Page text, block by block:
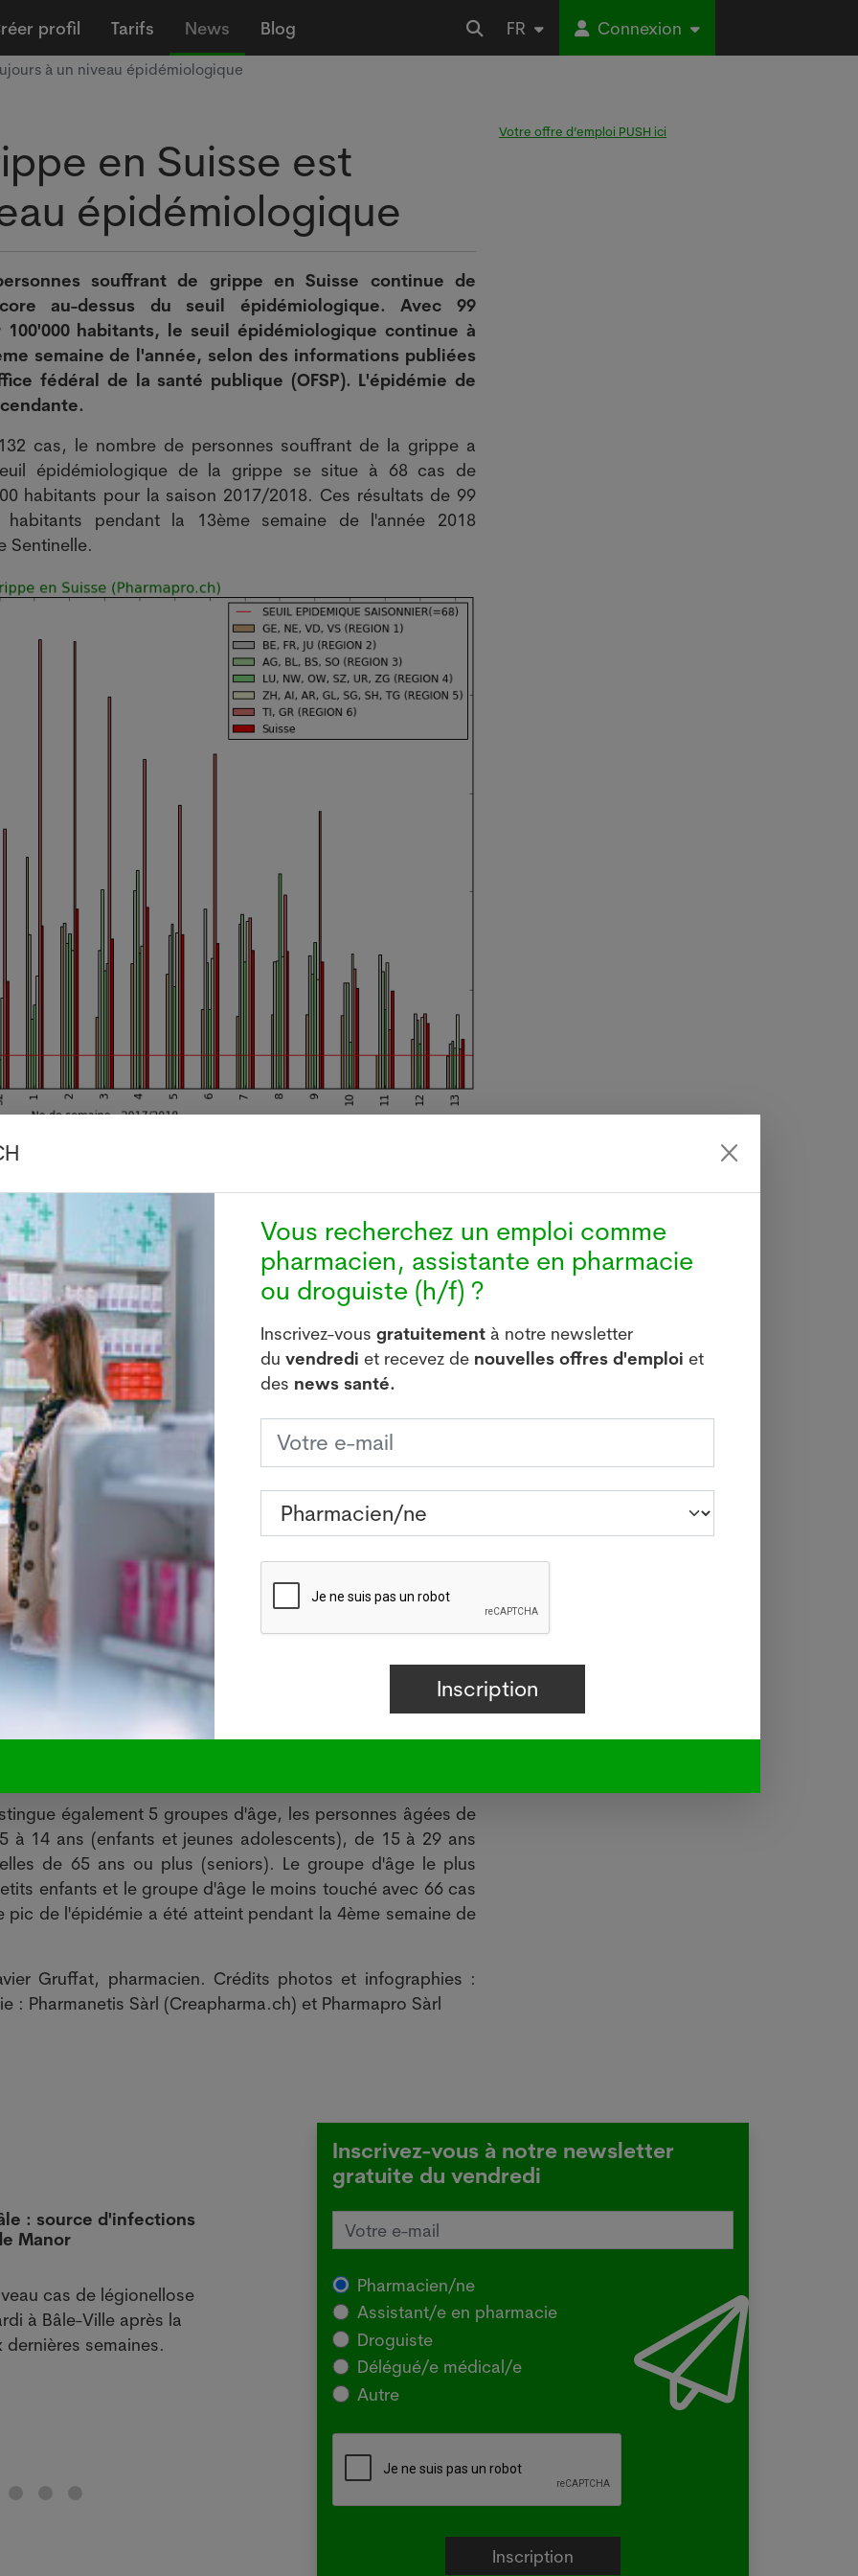
profil Tarifs News Blog FR Connexion
à un niveau épidémiologique
en Suisse est
épidémiologique
souffrant de grippe en Suisse continue de
au-dessus du seuil épidémiologique. Avec 99
habitants, le seuil épidémiologique continue à
semaine de l'année, selon des informations publiées
fédéral de la santé publique (OFSP). L'épidémie de
cas, le nombre de personnes souffrant de la grippe a
épidémiologique de la grippe se situe à 68 cas de
habitants pour la saison 2017/2018. Ces résultats de 99
habitants pendant la 13ème semaine de l'année 2018
Sentinelle.
6 régions géographiques en Suisse. Les régions 1
les cantons romands. Actuellement, seulement la région
grippe en Suisse romande. La région 1, c'est-à-dire les
Valais, recense 66 examens médicaux pour 100'000
La région la plus touchée avec 150 cas est la région
également 5 groupes d'âge, les personnes âgées de
14 ans (enfants et jeunes adolescents), de 15 à 29 ans
de 65 ans ou plus (seniors). Le groupe d'âge le plus
enfants et le groupe d'âge le moins touché avec 66 cas
de l'épidémie a été atteint pendant la 4ème semaine de
Gruffat, pharmacien. Crédits photos et infographies :
: Pharmanetis Sàrl (Creapharma.ch) et Pharmapro Sàrl
Votre offre d’emploi PUSH ici
: source d'infections
Manor
cas de légionellose
à Bâle-Ville après la
semaines.
L'Australie confirme une transmission
locale de la grippe aviaire
SYDNEY - La ministre australienne de
l'Agriculture a confirmé mercredi que la
souche H5 de la grippe aviaire, identifiée
pour la première fois dans le pays en juin
chez un oiseau migrateur,...
Lire plus
Inscrivez-vous à notre newsletter
gratuite du vendredi
Pharmacien/ne
Assistant/e en pharmacie
Droguiste
Délégué/e médical/e
Autre
Vous recherchez un emploi comme
pharmacien, assistante en pharmacie
ou droguiste (h/f) ?
Inscrivez-vous gratuitement à notre newsletter
du vendredi et recevez de nouvelles offres d'emploi et
des news santé.